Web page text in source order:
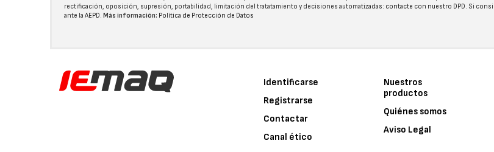
rectificación, oposición, supresión, portabilidad, limitación del tratatamiento y decisiones automatizadas: contacte con nuestro DPD. Si
ante laAEPD.Más información: Política de Protección de Datos
Identificarse
Registrarse
Contactar
Canal ético
Nuestros
productos
Quiénes somos
Aviso Legal